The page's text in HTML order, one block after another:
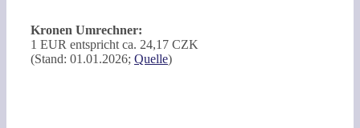
Kronen Umrechner:
1 EUR entspricht ca. 24,17 CZK
(Stand: 01.01.2026; Quelle)